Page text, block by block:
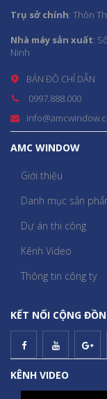
Trụ sở chính: Thôn
Nhà máy sản xuất:
Ninh
BẢN ĐỒ CHỈ DẪN
0997.888.000
AMC WINDOW
Giới thiệu
Danh mục sản
Dự án thi công
Kênh Video
Thông tin công ty
KẾT NỐI CỘNG
KÊNH VIDEO